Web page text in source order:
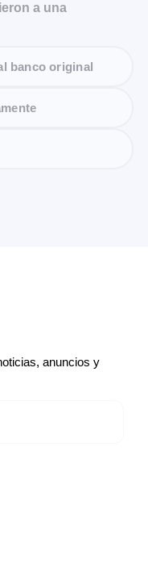
a una
banco original
anuncios y